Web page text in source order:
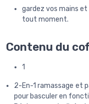
gardez vos mains et
tout moment.
Contenu du
1
2-En-1 ramassage et
pour basculer en